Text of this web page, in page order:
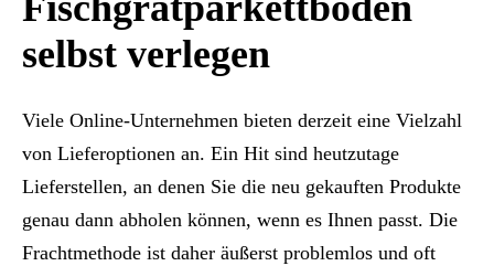
selbst verlegen
Viele Online-Unternehmen bieten derzeit eine Vielzahl
von Lieferoptionen an. Ein Hit sind heutzutage
Lieferstellen, an denen Sie die neu gekauften Produkte
genau dann abholen können, wenn es Ihnen passt. Die
Frachtmethode ist daher äußerst problemlos und oft